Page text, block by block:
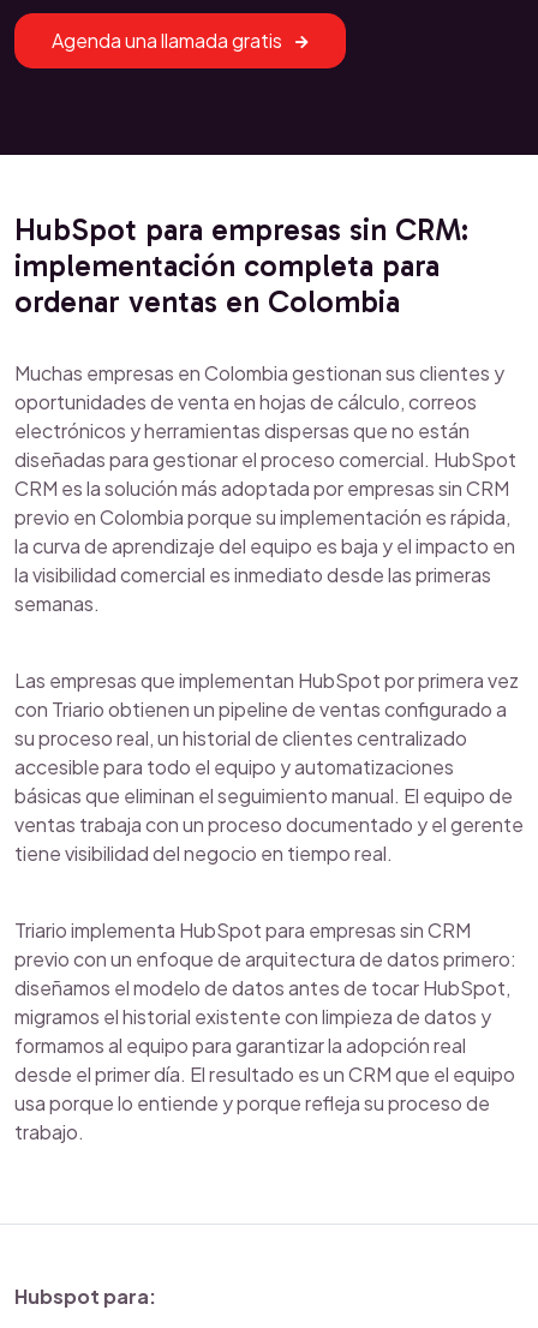
Agenda una llamada gratis
HubSpot para empresas sin CRM:
implementación completa para
ordenar ventas en Colombia
Muchas empresas en Colombia gestionan sus clientes y
oportunidades de venta en hojas de cálculo, correos
electrónicos y herramientas dispersas que no están
diseñadas para gestionar el proceso comercial. HubSpot
CRM es la solución más adoptada por empresas sin CRM
previo en Colombia porque su implementación es rápida,
la curva de aprendizaje del equipo es baja y el impacto en
la visibilidad comercial es inmediato desde las primeras
semanas.
Las empresas que implementan HubSpot por primera vez
con Triario obtienen un pipeline de ventas configurado a
su proceso real, un historial de clientes centralizado
accesible para todo el equipo y automatizaciones
básicas que eliminan el seguimiento manual. El equipo de
ventas trabaja con un proceso documentado y el gerente
tiene visibilidad del negocio en tiempo real.
Triario implementa HubSpot para empresas sin CRM
previo con un enfoque de arquitectura de datos primero:
diseñamos el modelo de datos antes de tocar HubSpot,
migramos el historial existente con limpieza de datos y
formamos al equipo para garantizar la adopción real
desde el primer día. El resultado es un CRM que el equipo
usa porque lo entiende y porque refleja su proceso de
trabajo.
Hubspot para: